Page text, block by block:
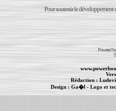
Pour soutenir le développement
Powered
Rédaction :
Design : Ga�l- Logo et